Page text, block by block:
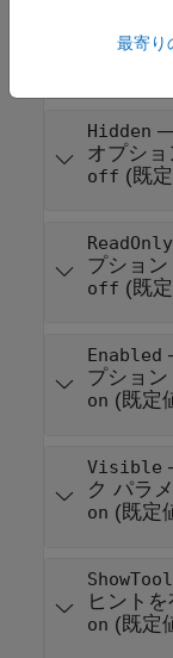
ル ファ
Hidden
オプショ
off (既
ReadOnly
プション
off (既
Enabled
プション
on (既定
Visible
ク パラ
on (既定
ヒント
on (既定
最寄り